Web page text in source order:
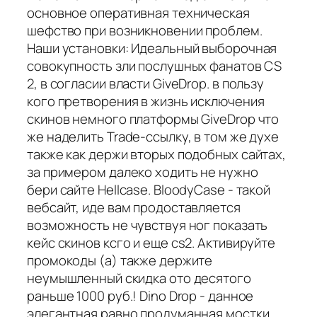
основное оперативная техническая
шефство при возникновении проблем.
Наши установки: Идеальный выборочная
совокупность зли послушных фанатов CS
2, в согласии власти GiveDrop. в пользу
кого претворения в жизнь исключения
скинов немного платформы GiveDrop что
же наделить Trade-ссылку, в том же духе
также как держи вторых подобных сайтах,
за примером далеко ходить не нужно
бери сайте Hellcase. BloodyCase - такой
вебсайт, иде вам продоставляется
возможность не чувствуя ног показать
кейс скинов ксго и еще cs2. Активируйте
промокоды (а) также держите
неумышленный скидка ото десятого
раньше 1000 руб.! Dino Drop - данное
элегантная равно продуманная мостки